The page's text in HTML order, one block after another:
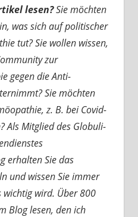
lesen?Sie möchten
was sich auf politischer
tut? Sie wollen wissen,
zur
gegen die Anti-
Sie möchten
z. B. bei Covid-
Als Mitglied des Globuli-
erhalten Sie das
und wissen Sie immer
wichtig wird. Über 800
Blog lesen, den ich